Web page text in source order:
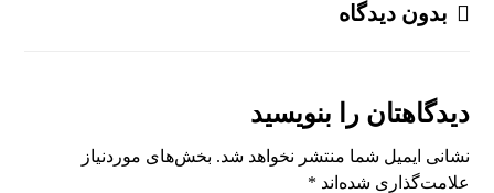
بدون دیدگاه
دیدگاهتان را بنویسید
نشانی ایمیل شما منتشر نخواهد شد. بخش‌های موردنیاز
علامت‌گذاری شده‌اند *